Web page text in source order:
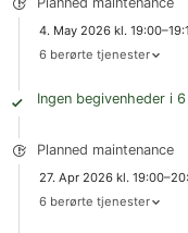
4. May 2026 kl.
6 berørte tjenester
Ingen begivenheder i
Planned maintenance
27. Apr 2026 kl.
6 berørte tjenester